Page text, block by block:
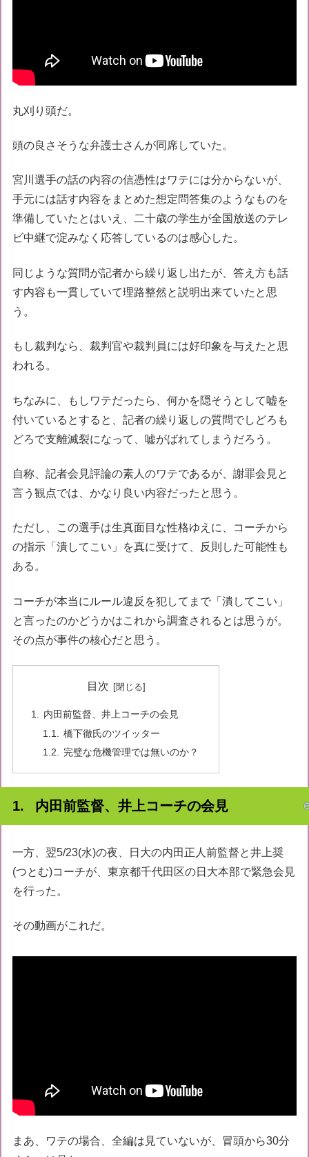
丸刈り頭だ。
頭の良さそうな弁護士さんが同席していた。
宮川選手の話の内容の信憑性はワテには分からないが、
手元には話す内容をまとめた想定問答集のようなものを
準備していたとはいえ、二十歳の学生が全国放送のテレ
ビ中継で淀みなく応答しているのは感心した。
同じような質問が記者から繰り返し出たが、答え方も話
す内容も一貫していて理路整然と説明出来ていたと思
う。
もし裁判なら、裁判官や裁判員には好印象を与えたと思
われる。
ちなみに、もしワテだったら、何かを隠そうとして嘘を
付いているとすると、記者の繰り返しの質問でしどろも
どろで支離滅裂になって、嘘がばれてしまうだろう。
自称、記者会見評論の素人のワテであるが、謝罪会見と
言う観点では、かなり良い内容だったと思う。
ただし、この選手は生真面目な性格ゆえに、コーチから
の指示「潰してこい」を真に受けて、反則した可能性も
ある。
コーチが本当にルール違反を犯してまで「潰してこい」
と言ったのかどうかはこれから調査されるとは思うが。
その点が事件の核心だと思う。
目次
内田前監督、井上コーチの会見
橋下徹氏のツイッター
完璧な危機管理では無いのか？
内田前監督、井上コーチの会見
一方、翌5/23(水)の夜、日大の内田正人前監督と井上奨
(つとむ)コーチが、東京都千代田区の日大本部で緊急会見
を行った。
その動画がこれだ。
まあ、ワテの場合、全編は見ていないが、冒頭から30分